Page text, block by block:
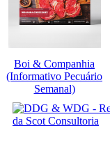
Boi & Companhia
(Informativo Pecuário
Semanal)